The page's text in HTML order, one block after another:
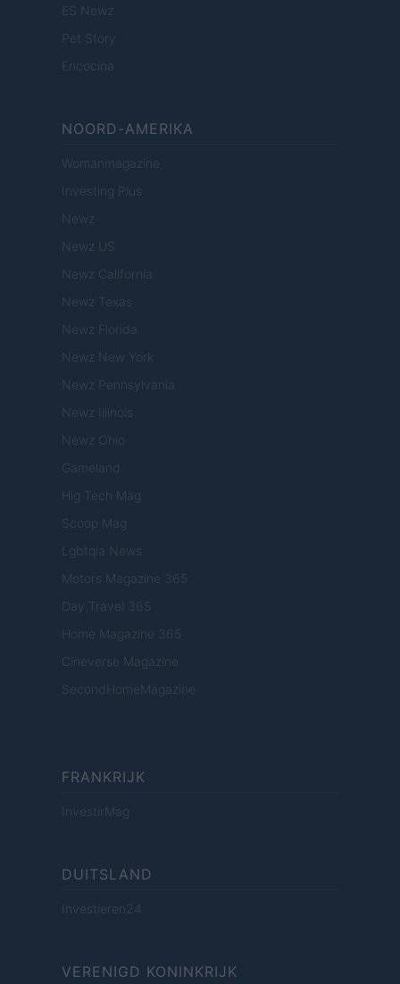
ES Newz
Pet Story
Encocina
NOORD-AMERIKA
Womanmagazine
Investing Plus
Newz
Newz US
Newz California
Newz Texas
Newz Florida
Newz New York
Newz Pennsylvania
Newz Illinois
Newz Ohio
Gameland
Hig Tech Mag
Scoop Mag
Lgbtqia News
Motors Magazine 365
Day Travel 365
Home Magazine 365
Cineverse Magazine
SecondHomeMagazine
FRANKRIJK
InvestirMag
DUITSLAND
Investieren24
VERENIGD KONINKRIJK